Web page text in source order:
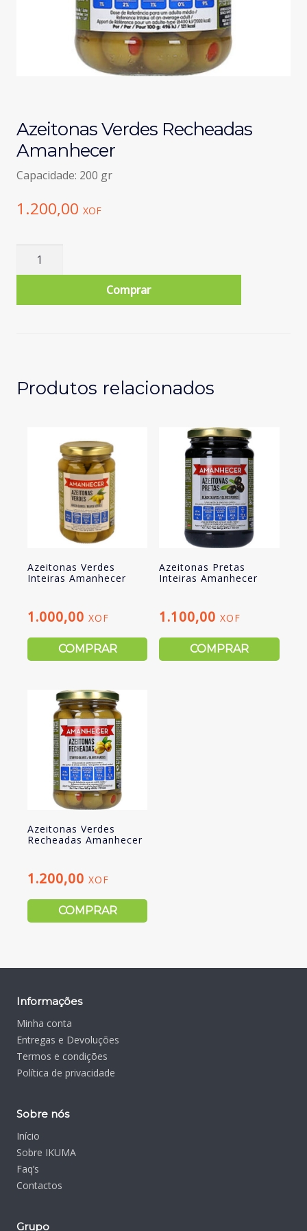
Azeitonas Verdes Recheadas
Amanhecer
Capacidade: 200 gr
1.200,00 XOF
Quantidade
Verdes
Comprar
Produtos relacionados
Azeitonas Verdes
Inteiras Amanhecer
1.000,00 XOF
COMPRAR
Azeitonas Pretas
Inteiras Amanhecer
1.100,00XOF
COMPRAR
Azeitonas Verdes
Recheadas Amanhecer
1.200,00 XOF
COMPRAR
Informações
Minha conta
Entregas e Devoluções
Termos e condições
Política de privacidade
Sobre nós
Início
Sobre IKUMA
Faq’s
Contactos
Grupo